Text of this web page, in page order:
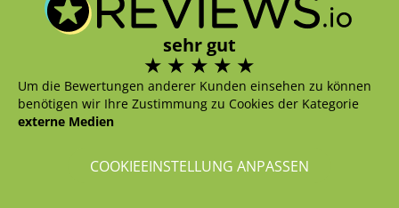
sehr gut
Um die Bewertungen anderer Kunden einsehen zu können
benötigen wir Ihre Zustimmung zu Cookies der Kategorie
externe Medien
COOKIEEINSTELLUNG ANPASSEN